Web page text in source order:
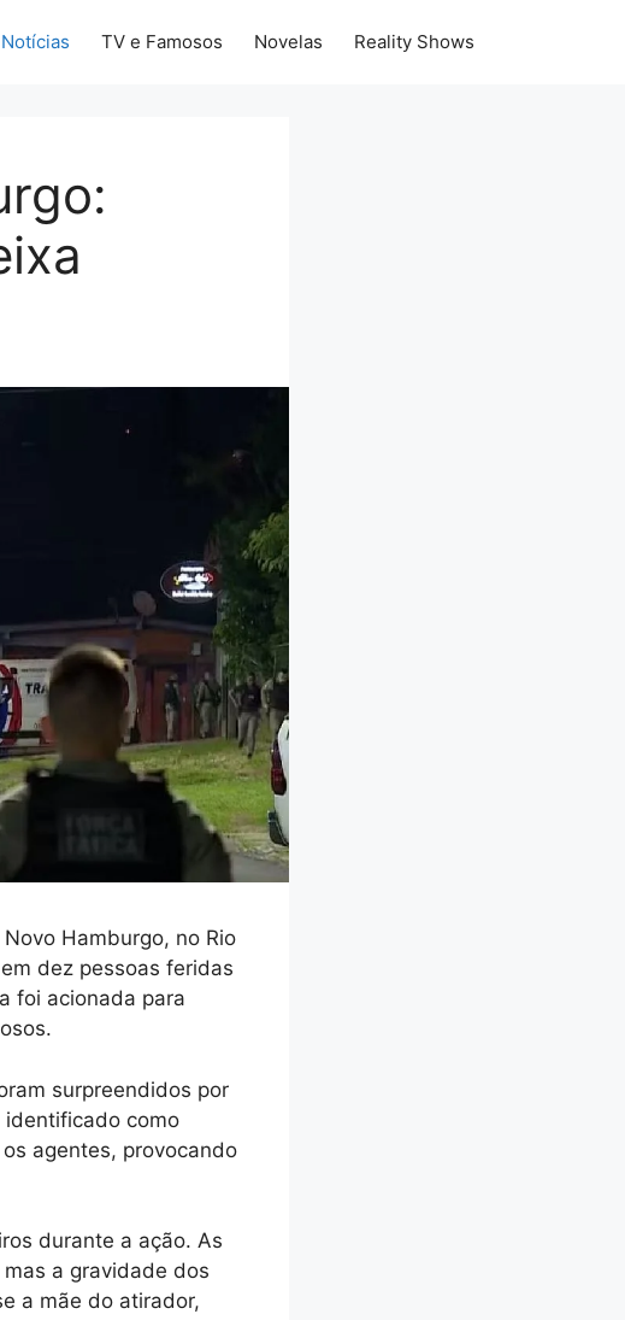
Notícias TV e Famosos Novelas Reality Shows
Hamburgo, no Rio
dez pessoas feridas
foi acionada para
surpreendidos por
identificado como
agentes, provocando
durante a ação. As
a gravidade dos
a mãe do atirador,